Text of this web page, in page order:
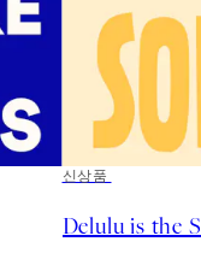
50%*
신상품
Delulu is the